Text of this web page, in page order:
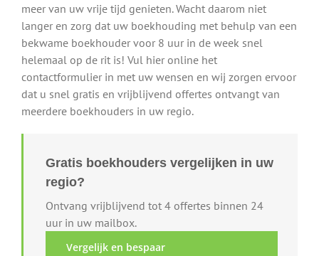
meer van uw vrije tijd genieten. Wacht daarom niet
langer en zorg dat uw boekhouding met behulp van een
bekwame boekhouder voor 8 uur in de week snel
helemaal op de rit is! Vul hier online het
contactformulier in met uw wensen en wij zorgen ervoor
dat u snel gratis en vrijblijvend offertes ontvangt van
meerdere boekhouders in uw regio.
Gratis boekhouders vergelijken in uw
regio?
Ontvang vrijblijvend tot 4 offertes binnen 24
uur in uw mailbox.
Vergelijk en bespaar